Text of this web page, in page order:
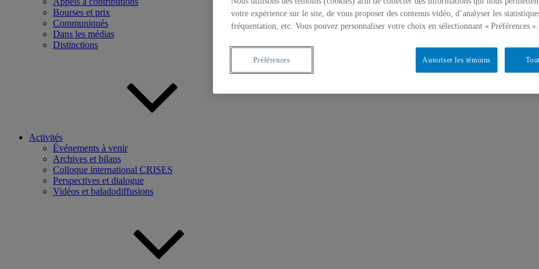
Bourses et prix
Communiqués
Dans les médias
Distinctions
Activités
Événements à venir
Archives et bilans
Colloque international CRISES
Perspectives et dialogue
Vidéos et baladodiffusions
votre expérience sur le site, de vous proposer des contenus vidéo, d’analyser les
fréquentation, etc. Vous pouvez personnaliser votre choix en sélectionnant « Préférences ».
Autoriser les témoins
Préférences